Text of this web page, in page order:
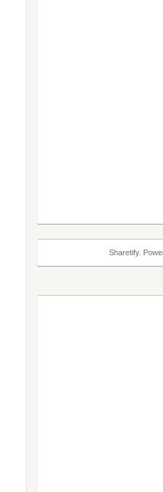
Sharetify.